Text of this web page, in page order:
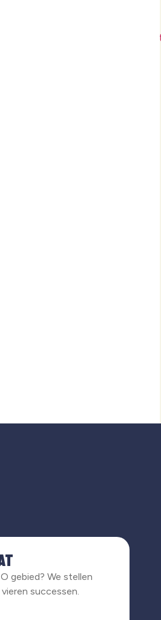
je
visuele
gebied? We stellen
successen.